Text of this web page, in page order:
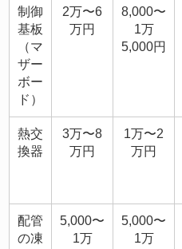
制御
基板
（マ
ザー
ボー
ド）
2万〜6
万円
8,000〜
1万
5,000円
熱交
換器
3万〜8
万円
1万〜2
万円
配管
の凍
5,000〜
1万
5,000〜
1万